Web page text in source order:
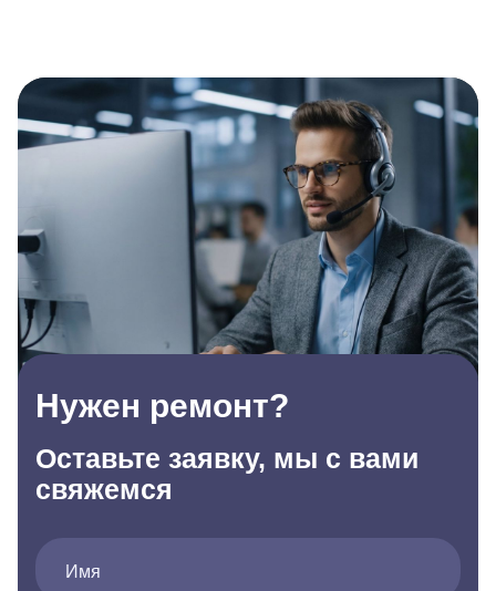
Нужен ремонт?
Оставьте заявку, мы с вами
свяжемся
Имя